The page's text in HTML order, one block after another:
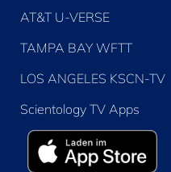
AT&T U-VERSE
TAMPA BAY WFTT
LOS ANGELES KSCN-TV
Scientology TV Apps